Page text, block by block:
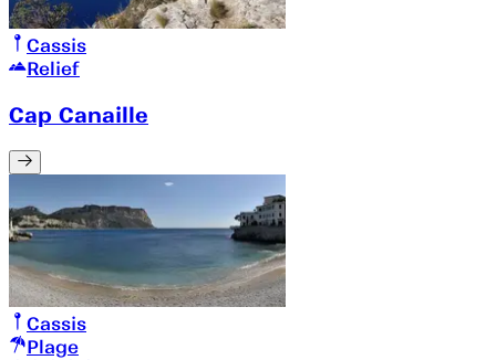
Cassis
Relief
Cap Canaille
Cassis
Plage